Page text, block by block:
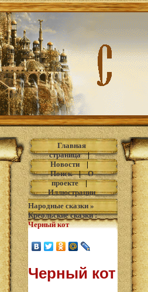
Главная
страница|
Новости|
Поиск|О
проекте|
Иллюстрации
Народные сказки »
Креольские сказки:
Черный кот
Черный кот